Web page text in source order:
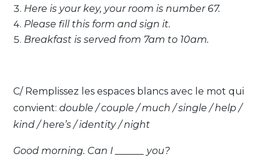
Here is your key, your room is number 67.
Please fill this form and sign it.
Breakfast is served from 7am to 10am.
C/ Remplissez les espaces blancs avec le mot qui
convient:double/couple /much /single / help /
kind/here’s / identity / night
Good morning. Can I ______ you?